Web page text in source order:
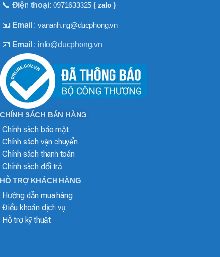
📞 Điện thoại:0971633325 ( zalo)
📧 Email :vananh.ng@ducphong.vn
📧 Email : info@ducphong.vn
CHÍNH SÁCH BÁN HÀNG
Chính sách bảo mật
Chính sách vận chuyển
Chính sách thanh toán
Chính sách đổi trả
HỖ TRỢ KHÁCH HÀNG
Hướng dẫn mua hàng
Điều khoản dịch vụ
Hỗ trợ kỹ thuật